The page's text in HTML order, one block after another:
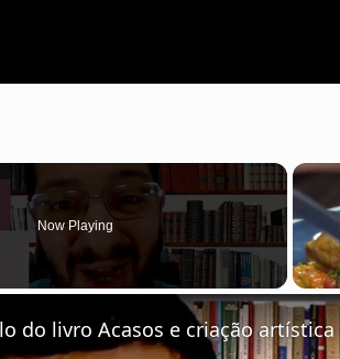
Now Playing
do livro Acasos e criação artística